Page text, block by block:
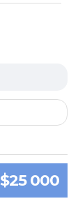
VIDEO
$25 000